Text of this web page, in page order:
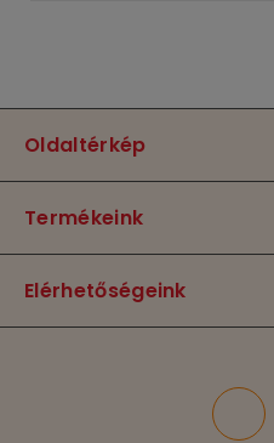
Oldaltérkép
Termékeink
Elérhetőségeink